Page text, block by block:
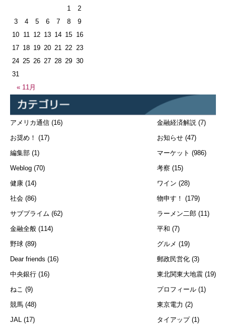
« 11月
1
2
3
4 5 6 7 8
9
10 11 12 13 14 15 16
17 18 19 20 21 22 23
24 25 26 27 28 29 30
31
アメリカ通信 (16)
お奨め！ (17)
編集部 (1)
Weblog (70)
健康 (14)
社会 (86)
サブプライム (62)
金融全般 (114)
野球 (89)
Dear friends (16)
中央銀行 (16)
ねこ (9)
競馬 (48)
JAL
(17)
金融経済解説 (7)
お知らせ (47)
マーケット (986)
考察 (15)
ワイン (28)
物申す！ (179)
ラーメン二郎 (11)
平和 (7)
グルメ (19)
郵政民営化 (3)
東北関東大地震 (19)
プロフィール (1)
東京電力 (2)
タイアップ(1)